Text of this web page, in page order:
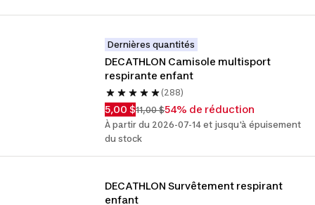
Dernières quantités
DECATHLON Camisole multisport
respirante enfant
(288)
5,00 $11,00 $54% de réduction
À partir du 2026-07-14 et jusqu'à épuisement
du stock
DECATHLON Survêtement respirant
enfant